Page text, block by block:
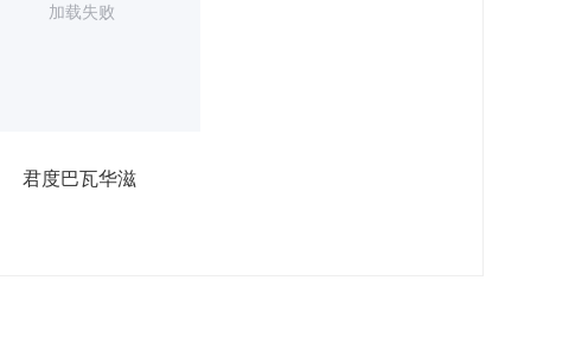
加载失败
君度巴瓦华滋